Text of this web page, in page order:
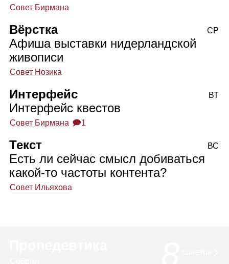
Совет Бирмана
Вёрстка
Афиша выставки нидерландской
живописи
Совет Нозика
СР
Интерфейс
Интерфейс квестов
Совет Бирмана 🗩1
ВТ
Текст
Есть ли сейчас смысл добиваться
какой‑то частоты контента?
Совет Ильяхова
ВС